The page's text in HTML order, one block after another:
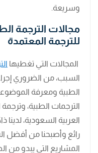
وسريعة.
مجالات الترجمة
للترجمة المعتمدة
المجالات التي تغطيها
السبب، من الضروري
الطبية ومعرفة
الترجمات الطبية، وترجمة
العربية السعودية،
رائع وأصبحنا من أفضل
المشاريع التي يبدو من